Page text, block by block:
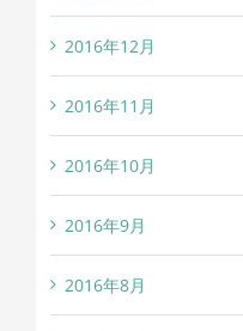
2016年12月
2016年11月
2016年10月
2016年9月
2016年8月